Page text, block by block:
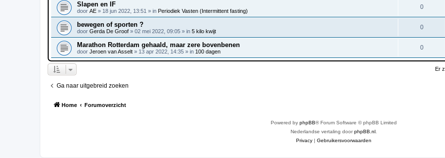
Slapen en IF
door AE » 18 jun 2022, 13:51 » in Periodiek Vasten (Intermittent fasting)
0
bewegen of sporten ?
door Gerda De Groof » 02 mei 2022, 09:05 » in 5 kilo kwijt
0
Marathon Rotterdam gehaald, maar zere bovenbenen
door Jeroen van Asselt » 13 apr 2022, 14:35 » in 100 dagen
0
Er
Ga naar uitgebreid zoeken
Home Forumoverzicht
Powered by phpBB® Forum Software © phpBB Limited
Nederlandse vertaling doorphpBB.nl
Privacy | Gebruikersvoorwaarden